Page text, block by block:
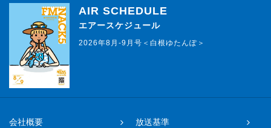
AIR SCHEDULE
エアースケジュール
2026年8月-9月号＜白根ゆたんぽ＞
会社概要
放送基準